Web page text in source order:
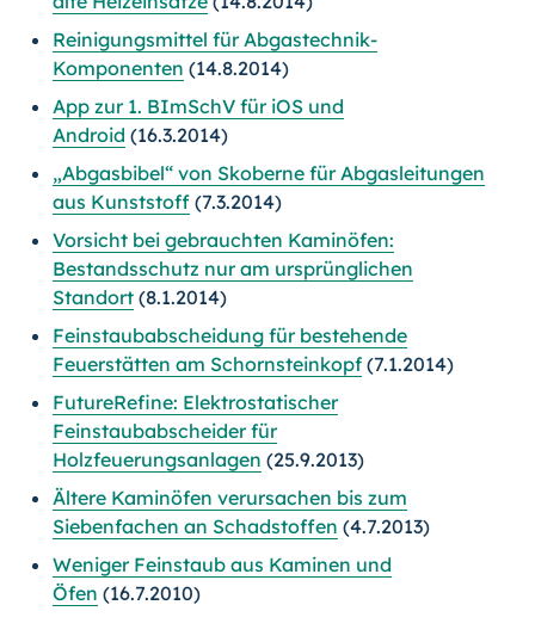
Reinigungsmittel für Abgastechnik-
Komponenten (14.8.2014)
App zur 1. BImSchV für iOS und
Android (16.3.2014)
„Abgasbibel“ von Skoberne für Abgasleitungen
aus Kunststoff (7.3.2014)
Vorsicht bei gebrauchten Kaminöfen:
Bestandsschutz nur am ursprünglichen
Standort (8.1.2014)
Feinstaubabscheidung für bestehende
Feuerstätten am Schornsteinkopf (7.1.2014)
FutureRefine: Elektrostatischer
Feinstaubabscheider für
Holzfeuerungsanlagen (25.9.2013)
Ältere Kaminöfen verursachen bis zum
Siebenfachen an Schadstoffen (4.7.2013)
Weniger Feinstaub aus Kaminen und
Öfen (16.7.2010)